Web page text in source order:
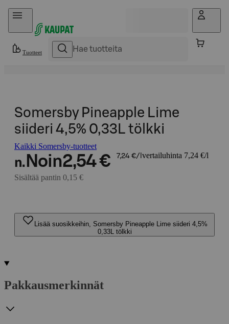
Hyppää sisältöön
Tuotteet
Somersby Pineapple Lime
siideri 4,5% 0,33L tölkki
Kaikki Somersby-tuotteet
n. Noin2,54 € 7,24 €/l vertailuhinta 7,24 €/l
Sisältää pantin 0,15 €
Lisää suosikkeihin, Somersby Pineapple Lime siideri 4,5%
0,33L tölkki
Pakkausmerkinnät